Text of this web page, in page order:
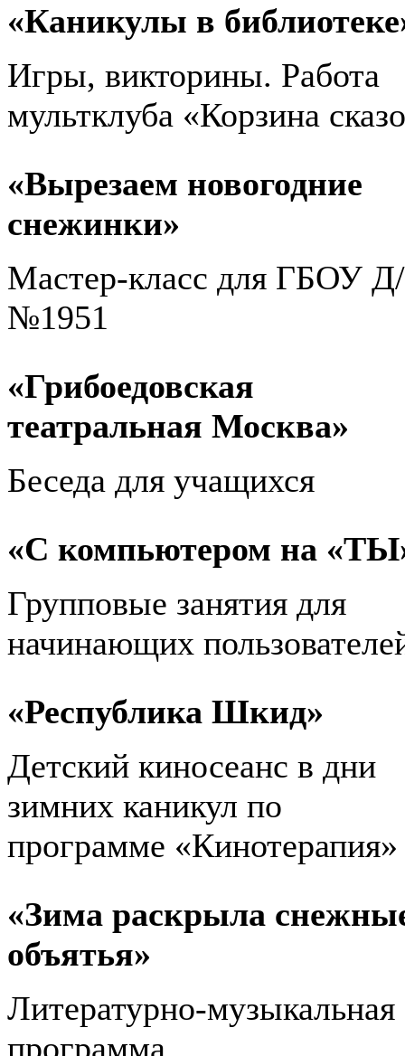
«Каникулы в
Игры, викторины. Работа
мультклуба «Корзина
«Вырезаем новогодние
снежинки»
Мастер-класс для ГБОУ
№1951
«Грибоедовская
театральная Москва»
Беседа для учащихся
«С компьютером на
Групповые занятия для
начинающих
«Республика Шкид»
Детский киносеанс в дни
зимних каникул по
программе «Кинотерапия»
«Зима раскрыла
объятья»
Литературно-музыкальная
программа